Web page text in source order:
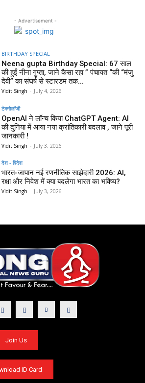
- Advertisement -
BIRTHDAY SPECIAL
Neena gupta Birthday Special: 67 साल
की हुईं नीना गुप्ता, जाने कैसा रहा ” पंचायत “की “मंजु
देवी” का संघर्ष से स्टारडम तक...
Vidit Singh - July 4, 2026
टेक्नोलॉजी
OpenAI ने लॉन्च किया ChatGPT Agent: AI
की दुनिया में आया नया क्रांतिकारी बदलाव , जाने पूरी
जानकारी !
Vidit Singh - July 3, 2026
देश - विदेश
भारत-जापान नई रणनीतिक साझेदारी 2026: AI,
रक्षा और निवेश में क्या बदलेगा भारत का भविष्य?
Vidit Singh - July 3, 2026
Join Us
ID Card